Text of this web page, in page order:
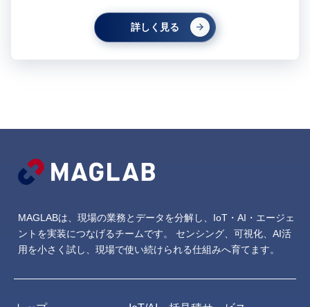
詳しく見る
MAGLABは、現場の業務とデータを分解し、IoT・AI・エージェ
ントを実装につなげるチームです。
センシング、可視化、AI活
用を小さく試し、現場で使い続けられる仕組みへ育てます。